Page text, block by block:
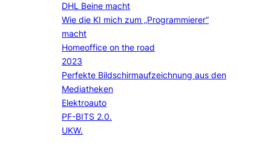
DHL Beine macht
Wie die KI mich zum „Programmierer“
macht
Homeoffice on the road
2023
Perfekte Bildschirmaufzeichnung aus den
Mediatheken
Elektroauto
PF-BITS 2.0.
UKW.